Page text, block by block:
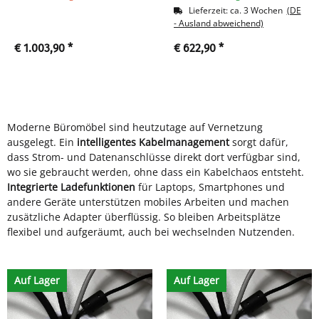
€ 1.003,90 *
schwarzLieferzeit:ca. 3 Wochen (DE
- Ausland abweichend)
€ 622,90 *
Moderne Büromöbel sind heutzutage auf Vernetzung
ausgelegt. Ein intelligentes Kabelmanagementsorgt dafür,
dass Strom- und Datenanschlüsse direkt dort verfügbar sind,
wo sie gebraucht werden, ohne dass ein Kabelchaos entsteht.
Integrierte Ladefunktionen für Laptops, Smartphones und
andere Geräte unterstützen mobiles Arbeiten und machen
zusätzliche Adapter überflüssig. So bleiben Arbeitsplätze
flexibel und aufgeräumt, auch bei wechselnden Nutzenden.
Auf Lager Auf Lager